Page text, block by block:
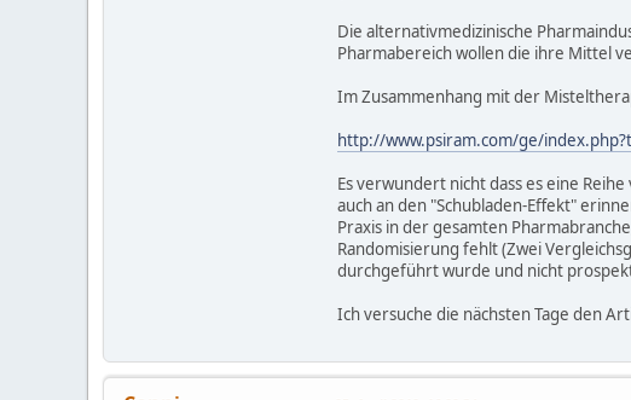
Die alternativmedizinische
Pharmabereich wollen die ihre Mittel
Im Zusammenhang mit der
http://www.psiram.com/ge/
Es verwundert nicht dass es eine
auch an den "Schubladen-Effekt"
Praxis in der gesamten
Randomisierung fehlt (Zwei
durchgeführt wurde und nicht
Ich versuche die nächsten Tage den